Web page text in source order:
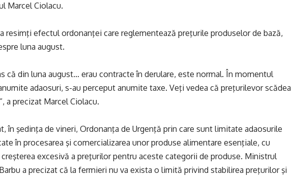
Marcel Ciolacu.
resimţi efectul ordonanţei care reglementează preţurile produselor de bază,
luna august.
că din luna august… erau contracte în derulare, este normal. În momentul
adaosuri, s-au perceput anumite taxe. Veţi vedea că preţurilevor scădea
a precizat Marcel Ciolacu.
în şedinţa de vineri, Ordonanţa de Urgenţă prin care sunt limitate adaosurile
în procesarea şi comercializarea unor produse alimentare esenţiale, cu
excesivă a preţurilor pentru aceste categorii de produse. Ministrul
a precizat că la fermieri nu va exista o limită privind stabilirea preţurilor şi